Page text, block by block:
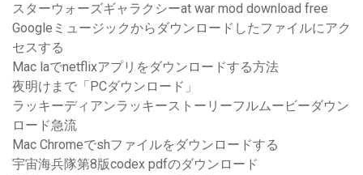
スターウォーズギャラクシーat war mod download free
Googleミュージックからダウンロードしたファイルにアク
セスする
Mac laでnetflixアプリをダウンロードする方法
夜明けまで「PCダウンロード」
ラッキーディアンラッキーストーリーフルムービーダウン
ロード急流
Mac Chromeでshファイルをダウンロードする
宇宙海兵隊第8版codex pdfのダウンロード